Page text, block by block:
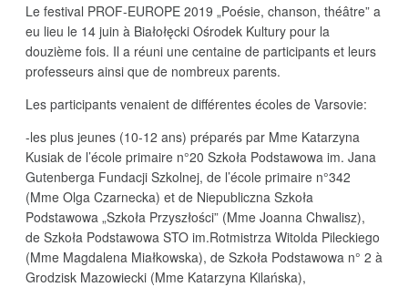
Le festival PROF-EUROPE 2019 „Poésie, chanson, théâtre” a
eu lieu le 14 juin à Białołęcki Ośrodek Kultury pour la
douzième fois. Il a réuni une centaine de participants et leurs
professeurs ainsi que de nombreux parents.
Les participants venaient de différentes écoles de Varsovie:
-les plus jeunes (10-12 ans) préparés par Mme Katarzyna
Kusiak de l’école primaire n°20 Szkoła Podstawowa im. Jana
Gutenberga Fundacji Szkolnej, de l’école primaire n°342
(Mme Olga Czarnecka) et de Niepubliczna Szkoła
Podstawowa „Szkoła Przyszłości” (Mme Joanna Chwalisz),
de Szkoła Podstawowa STO im.Rotmistrza Witolda Pileckiego
(Mme Magdalena Miałkowska), de Szkoła Podstawowa n° 2 à
Grodzisk Mazowiecki (Mme Katarzyna Kilańska),